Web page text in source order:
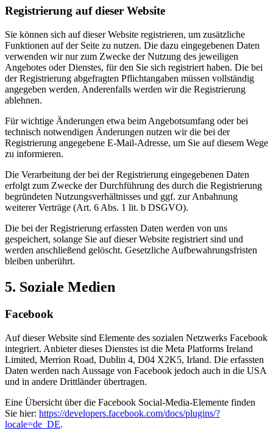
Registrierung auf dieser Website
Sie können sich auf dieser Website registrieren, um zusätzliche
Funktionen auf der Seite zu nutzen. Die dazu eingegebenen Daten
verwenden wir nur zum Zwecke der Nutzung des jeweiligen
Angebotes oder Dienstes, für den Sie sich registriert haben. Die bei
der Registrierung abgefragten Pflichtangaben müssen vollständig
angegeben werden. Anderenfalls werden wir die Registrierung
ablehnen.
Für wichtige Änderungen etwa beim Angebotsumfang oder bei
technisch notwendigen Änderungen nutzen wir die bei der
Registrierung angegebene E-Mail-Adresse, um Sie auf diesem Wege
zu informieren.
Die Verarbeitung der bei der Registrierung eingegebenen Daten
erfolgt zum Zwecke der Durchführung des durch die Registrierung
begründeten Nutzungsverhältnisses und ggf. zur Anbahnung
weiterer Verträge (Art. 6 Abs. 1 lit. b DSGVO).
Die bei der Registrierung erfassten Daten werden von uns
gespeichert, solange Sie auf dieser Website registriert sind und
werden anschließend gelöscht. Gesetzliche Aufbewahrungsfristen
bleiben unberührt.
5. Soziale Medien
Facebook
Auf dieser Website sind Elemente des sozialen Netzwerks Facebook
integriert. Anbieter dieses Dienstes ist die Meta Platforms Ireland
Limited, Merrion Road, Dublin 4, D04 X2K5, Irland. Die erfassten
Daten werden nach Aussage von Facebook jedoch auch in die USA
und in andere Drittländer übertragen.
Eine Übersicht über die Facebook Social-Media-Elemente finden
Sie hier: https://developers.facebook.com/docs/plugins/?
locale=de_DE.